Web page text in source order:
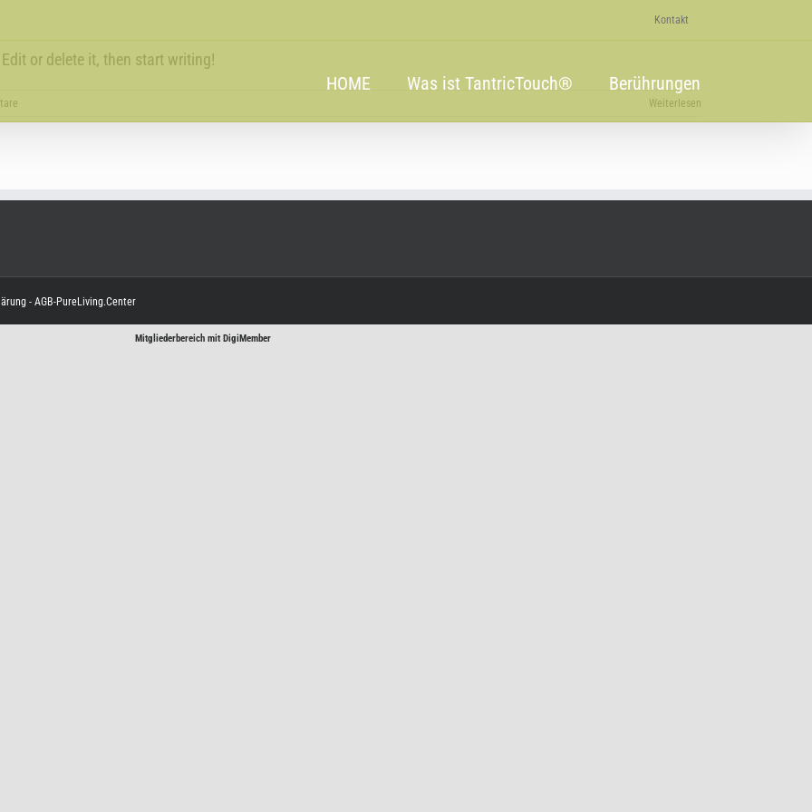
Kontakt
HOME Was ist TantricTouch® Berührungen
or delete it, then start writing!
Weiterlesen
- AGB-PureLiving.Center
Mitgliederbereich mit DigiMember